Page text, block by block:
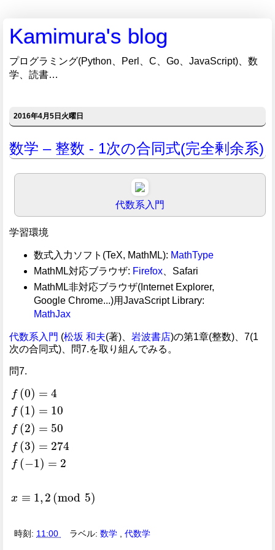
Kamimura's blog
プログラミング(Python、Perl、C、Go、JavaScript)、数
学、読書…
2016年4月5日火曜日
数学 – 整数 - 1次の合同式(完全剰余系)
代数系入門
学習環境
数式入力ソフト(TeX, MathML): MathType
MathML対応ブラウザ: Firefox、Safari
MathML非対応ブラウザ(Internet Explorer,
Google Chrome...)用JavaScript Library:
MathJax
代数系入門 (松坂 和夫(著)、 岩波書店)の第1章(整数)、7(1
次の合同式)、問7.を取り組んでみる。
問7.
f (0) = 4
f (1) = 10
f (2) = 50
f (3) = 274
f (−1) = 2
x ≡ 1, 2 (mod 5)
(0 )=4 (1) =10f(
時刻: 11:00 ラベル:数学 ,代数学